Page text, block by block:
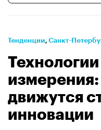
Тенденции⁠, Санкт-
измерения:
движутся
инновации